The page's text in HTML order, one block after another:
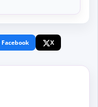
Facebook X